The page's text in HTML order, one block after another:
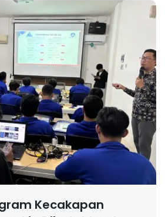
Kecakapan